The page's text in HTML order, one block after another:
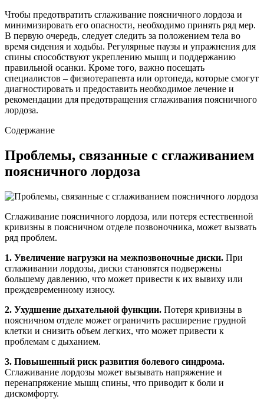
Чтобы предотвратить сглаживание поясничного лордоза и
минимизировать его опасности, необходимо принять ряд мер.
В первую очередь, следует следить за положением тела во
время сидения и ходьбы. Регулярные паузы и упражнения для
спины способствуют укреплению мышц и поддержанию
правильной осанки. Кроме того, важно посещать
специалистов – физиотерапевта или ортопеда, которые смогут
диагностировать и предоставить необходимое лечение и
рекомендации для предотвращения сглаживания поясничного
лордоза.
Содержание
Проблемы, связанные с сглаживанием
поясничного лордоза
Сглаживание поясничного лордоза, или потеря естественной
кривизны в поясничном отделе позвоночника, может вызвать
ряд проблем.
1. Увеличение нагрузки на межпозвоночные диски. При
сглаживании лордозы, диски становятся подвержены
большему давлению, что может привести к их вывиху или
преждевременному износу.
2. Ухудшение дыхательной функции. Потеря кривизны в
поясничном отделе может ограничить расширение грудной
клетки и снизить объем легких, что может привести к
проблемам с дыханием.
3. Повышенный риск развития болевого синдрома.
Сглаживание лордозы может вызывать напряжение и
перенапряжение мышц спины, что приводит к боли и
дискомфорту.